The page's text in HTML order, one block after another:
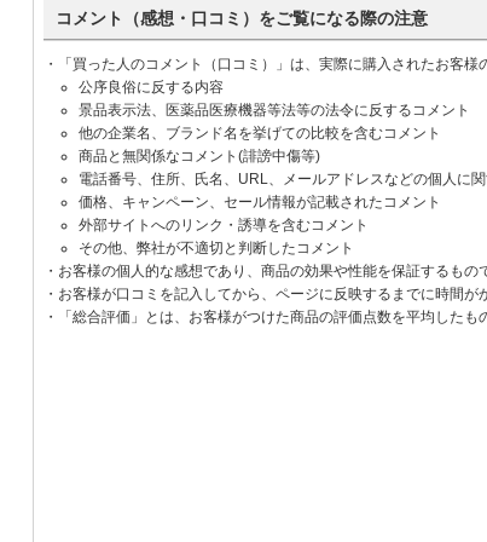
コメント（感想・口コミ）をご覧になる際の注意
・「買った人のコメント（口コミ）」は、実際に購入されたお客
公序良俗に反する内容
景品表示法、医薬品医療機器等法等の法令に反するコメント
他の企業名、ブランド名を挙げての比較を含むコメント
商品と無関係なコメント(誹謗中傷等)
電話番号、住所、氏名、URL、メールアドレスなどの個人に
価格、キャンペーン、セール情報が記載されたコメント
外部サイトへのリンク・誘導を含むコメント
その他、弊社が不適切と判断したコメント
・お客様の個人的な感想であり、商品の効果や性能を保証するもの
・お客様が口コミを記入してから、ページに反映するまでに時間
・「総合評価」とは、お客様がつけた商品の評価点数を平均した